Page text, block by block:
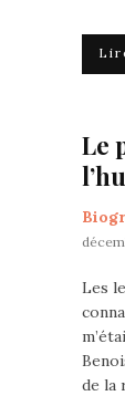
Le
Les
de la